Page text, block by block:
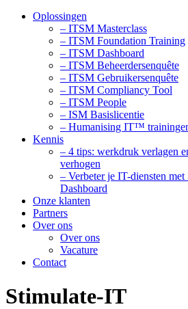
Oplossingen
– ITSM Masterclass
– ITSM Foundation Training
– ITSM Dashboard
– ITSM Beheerdersenquête
– ITSM Gebruikersenquête
– ITSM Compliancy Tool
– ITSM People
– ISM Basislicentie
– Humanising IT™
Kennis
– 4 tips: werkdruk verlagen
verhogen
– Verbeter je IT-diensten
Dashboard
Onze klanten
Partners
Over ons
Over ons
Vacature
Contact
Stimulate-IT